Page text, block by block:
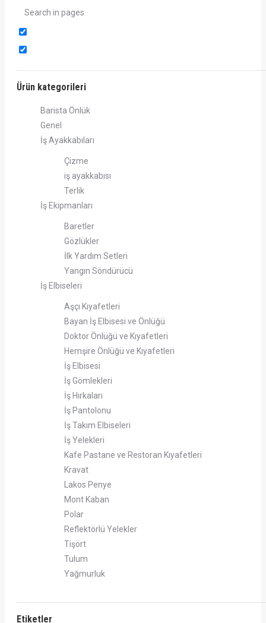
Search in pages
Ürün kategorileri
Barista Önlük
Genel
İş Ayakkabıları
Çizme
iş ayakkabısı
Terlik
İş Ekipmanları
Baretler
Gözlükler
İlk Yardım Setleri
Yangın Söndürücü
İş Elbiseleri
Aşçı Kıyafetleri
Bayan İş Elbisesi ve Önlüğü
Doktor Önlüğü ve Kıyafetleri
Hemşire Önlüğü ve Kıyafetleri
İş Elbisesi
İş Gömlekleri
İş Hırkaları
İş Pantolonu
İş Takım Elbiseleri
İş Yelekleri
Kafe Pastane ve Restoran Kıyafetleri
Kravat
Lakos Penye
Mont Kaban
Polar
Reflektörlü Yelekler
Tişört
Tulum
Yağmurluk
Etiketler